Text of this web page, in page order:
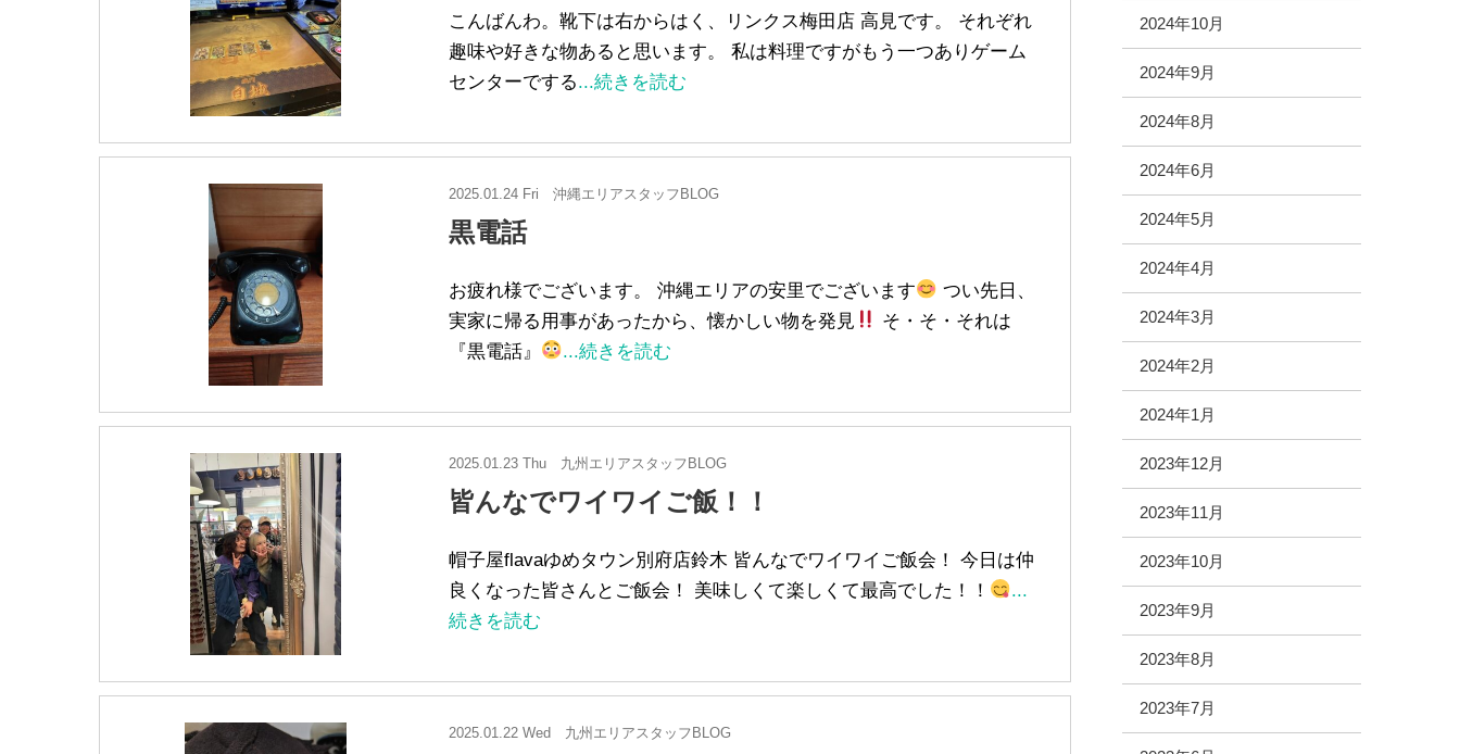
こんばんわ。靴下は右からはく、リンクス梅田店 高見です。 それぞれ
趣味や好きな物あると思います。 私は料理ですがもう一つありゲーム
センターでする...続きを読む
2025.01.24 Fri 沖縄エリアスタッフBLOG
黒電話
お疲れ様でございます。 沖縄エリアの安里でございます
つい先日、
実家に帰る用事があったから、懐かしい物を発見
そ・そ・それは
『黒電話』
...続きを読む
2025.01.23 Thu 九州エリアスタッフBLOG
皆んなでワイワイご飯！！
帽子屋flavaゆめタウン別府店鈴木 皆んなでワイワイご飯会！ 今日は仲
良くなった皆さんとご飯会！ 美味しくて楽しくて最高でした！！
...
続きを読む
2025.01.22 Wed 九州エリアスタッフBLOG
2024年10月
2024年9月
2024年8月
2024年6月
2024年5月
2024年4月
2024年3月
2024年2月
2024年1月
2023年12月
2023年11月
2023年10月
2023年9月
2023年8月
2023年7月